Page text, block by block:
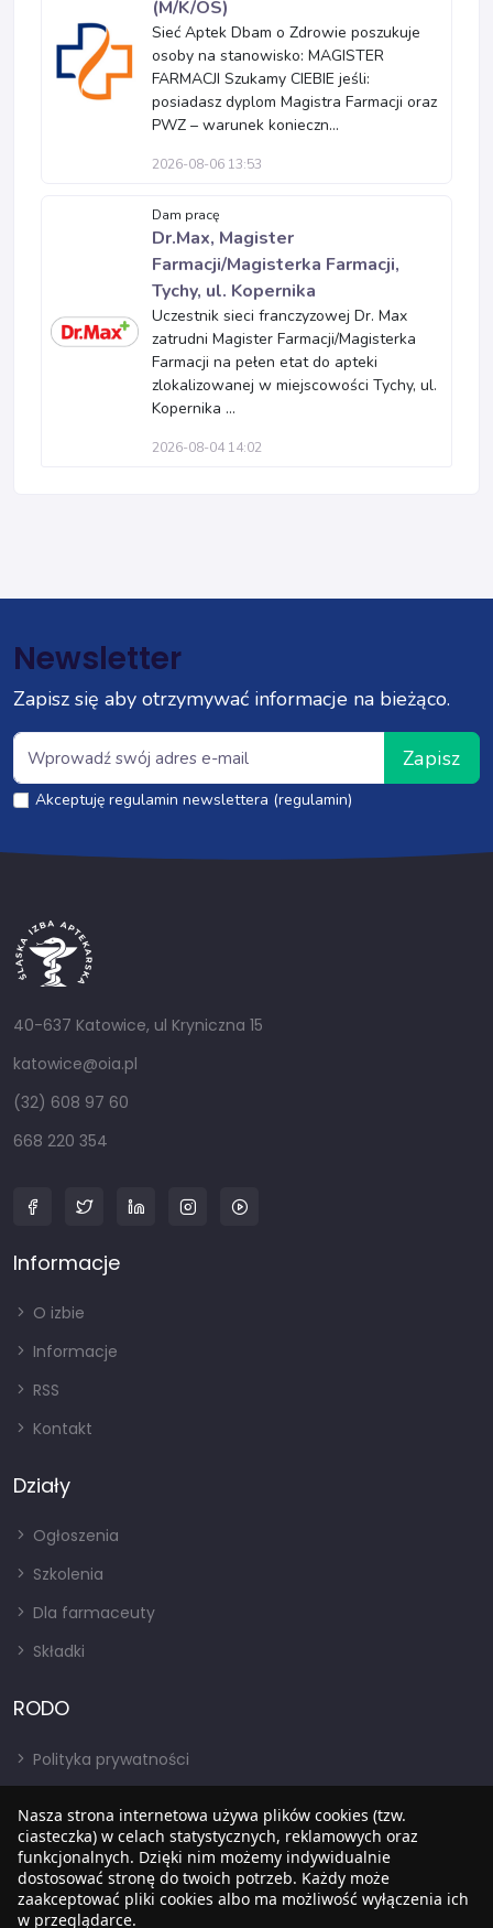
(M/K/OS)
Sieć Aptek Dbam o Zdrowie poszukuje
osoby na stanowisko: MAGISTER
FARMACJI Szukamy CIEBIE jeśli:
posiadasz dyplom Magistra Farmacji oraz
PWZ – warunek konieczn...
2026-08-06 13:53
Dam pracę
Dr.Max, Magister
Farmacji/Magisterka Farmacji,
Tychy, ul. Kopernika
Uczestnik sieci franczyzowej Dr. Max
zatrudni Magister Farmacji/Magisterka
Farmacji na pełen etat do apteki
zlokalizowanej w miejscowości Tychy, ul.
Kopernika ...
2026-08-04 14:02
Newsletter
Zapisz się aby otrzymywać informacje na bieżąco.
Zapisz
Akceptuję regulamin newslettera (regulamin)
40-637 Katowice, ul Kryniczna 15
katowice@oia.pl
(32) 608 97 60
668 220 354
Informacje
O izbie
Informacje
RSS
Kontakt
Działy
Ogłoszenia
Szkolenia
Dla farmaceuty
Składki
RODO
Polityka prywatności
RODO
BIP
Nasza strona internetowa używa plików cookies (tzw.
ciasteczka) w celach statystycznych, reklamowych oraz
funkcjonalnych. Dzięki nim możemy indywidualnie
dostosować stronę do twoich potrzeb. Każdy może
zaakceptować pliki cookies albo ma możliwość wyłączenia ich
w przeglądarce.